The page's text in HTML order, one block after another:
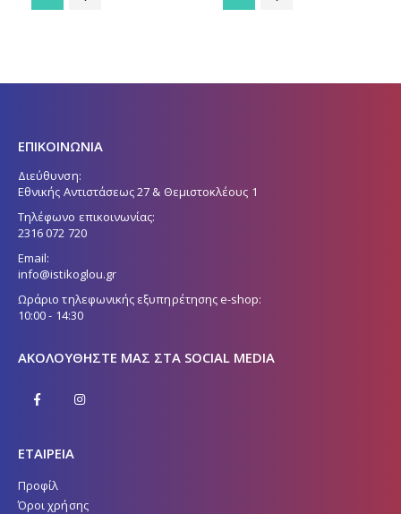
ΕΠΙΚΟΙΝΩΝΙΑ
Διεύθυνση:
Εθνικής Αντιστάσεως 27 & Θεμιστοκλέους 1
Τηλέφωνο επικοινωνίας:
2316 072 720
Email:
info@istikoglou.gr
Ωράριο τηλεφωνικής εξυπηρέτησης e-shop:
10:00 - 14:30
ΑΚΟΛΟΥΘΉΣΤΕ ΜΑΣ ΣΤΑ SOCIAL MEDIA
ΕΤΑΙΡΕΙΑ
Προφίλ
Όροι χρήσης